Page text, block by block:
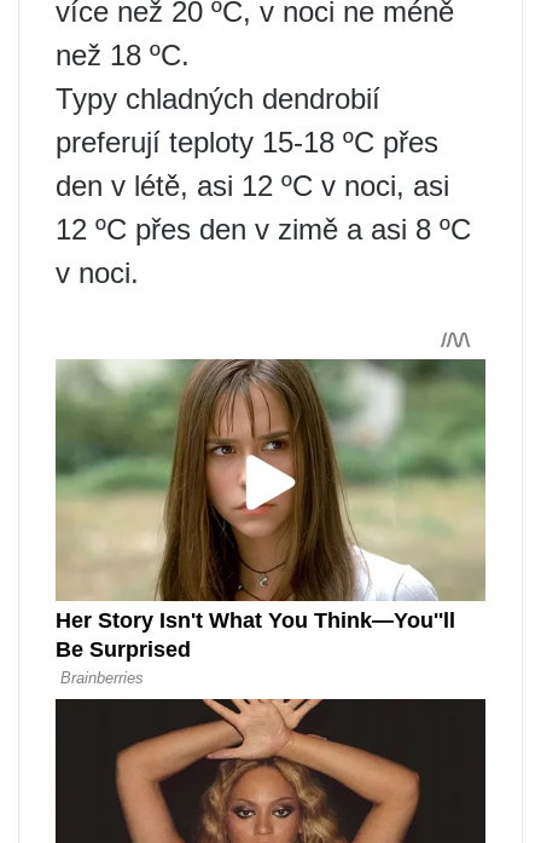
více než 20 ºC, v noci ne méně
než 18 ºC.
Typy chladných dendrobií
preferují teploty 15-18 ºC přes
den v létě, asi 12 ºC v noci, asi
12 ºC přes den v zimě a asi 8 ºC
v noci.